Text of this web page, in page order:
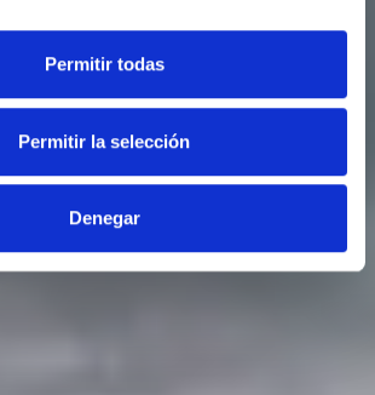
Permitir todas
Permitir la selección
Denegar